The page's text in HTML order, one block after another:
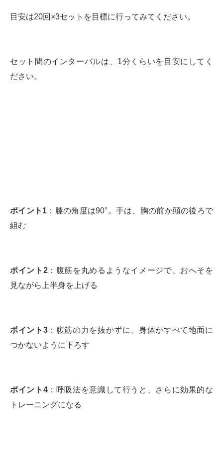
目安は20回×3セットを目標に行ってみてください。
セット間のインターバルは、1分くらいを目安にしてく
ださい。
ポイント1 ：膝の角度は90°。手は、胸の前か頭の後ろで
組む
ポイント2：腹筋を丸めるようなイメージで、おへそを
見ながら上半身を上げる
ポイント3：腹筋の力を抜かずに、身体がすべて地面に
つかないように下ろす
ポイント4：呼吸法を意識して行うと、さらに効果的な
トレーニングになる